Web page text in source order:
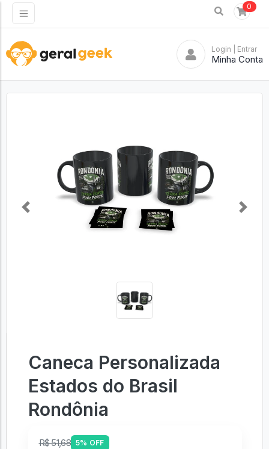
0
Login | Entrar
Minha Conta
Previous Next
Caneca Personalizada
Estados do Brasil
Rondônia
R$ 51,68 5% OFF